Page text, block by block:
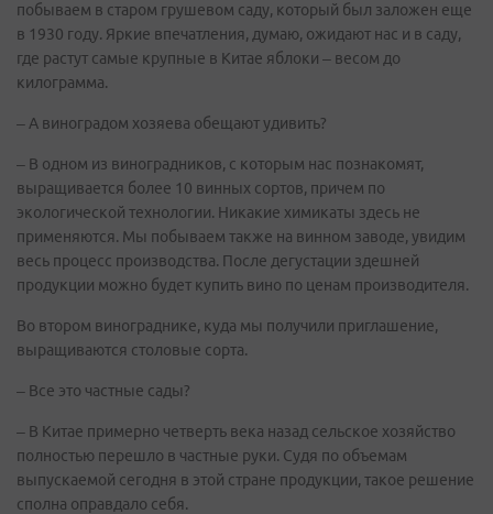
побываем в старом грушевом саду, который был заложен еще
в 1930 году. Яркие впечатления, думаю, ожидают нас и в саду,
где растут самые крупные в Китае яблоки – весом до
килограмма.
– А виноградом хозяева обещают удивить?
– В одном из виноградников, с которым нас познакомят,
выращивается более 10 винных сортов, причем по
экологической технологии. Никакие химикаты здесь не
применяются. Мы побываем также на винном заводе, увидим
весь процесс производства. После дегустации здешней
продукции можно будет купить вино по ценам производителя.
Во втором винограднике, куда мы получили приглашение,
выращиваются столовые сорта.
– Все это частные сады?
– В Китае примерно четверть века назад сельское хозяйство
полностью перешло в частные руки. Судя по объемам
выпускаемой сегодня в этой стране продукции, такое решение
сполна оправдало себя.